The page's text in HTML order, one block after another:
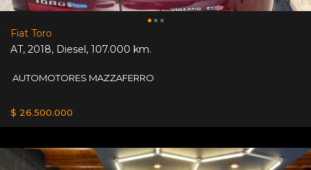
Fiat Toro
AT, 2018, Diesel, 107.000 km.
AUTOMOTORES MAZZAFERRO
$ 26.500.000